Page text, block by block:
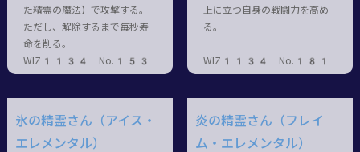
た精霊の魔法】で攻撃する。
ただし、解除するまで毎秒寿
命を削る。
WIZ1134 No.153
上に立つ自身の戦闘力を高め
る。
WIZ1134 No.181
氷の精霊さん（アイス・
エレメンタル）
炎の精霊さん（フレイ
ム・エレメンタル）